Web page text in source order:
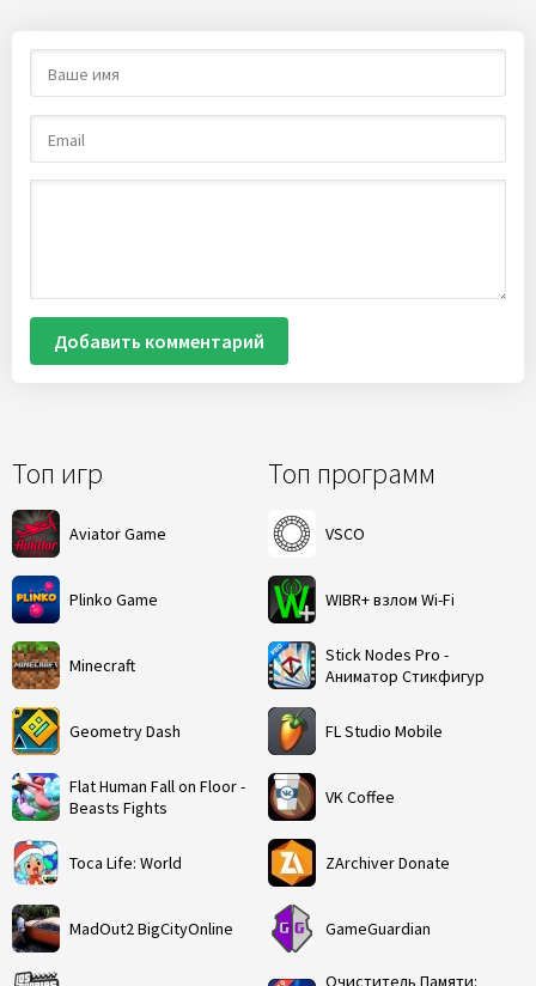
Топ игр
Aviator Game
Plinko Game
Minecraft
Geometry Dash
Flat Human Fall on Floor -
Beasts Fights
Toca Life: World
MadOut2 BigCityOnline
Топ программ
VSCO
WIBR+ взлом Wi-Fi
Stick Nodes Pro -
Аниматор Стикфигур
FL Studio Mobile
VK Coffee
ZArchiver Donate
GameGuardian
Добавить комментарий